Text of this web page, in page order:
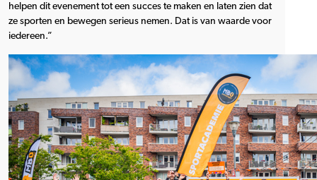
helpen dit evenement tot een succes te maken en laten zien dat
ze sporten en bewegen serieus nemen. Dat is van waarde voor
iedereen.”